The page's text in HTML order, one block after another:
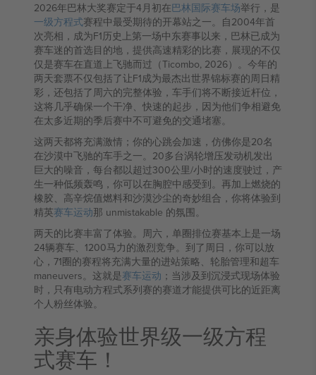
2026年巴林大奖赛定于4月初在巴林国际赛车场举行，是
一级方程式赛程中最受期待的开幕站之一。自2004年首
次亮相，成为F1历史上第一场中东赛事以来，巴林已成为
赛车迷的首选目的地，提供高速精彩的比赛，展现的不仅
仅是赛车在直道上飞驰而过（Ticombo, 2026）。今年的
两天套票不仅包括了让F1成为最杰出世界锦标赛的周日精
彩，还包括了周六的完整体验，车手们将不断接近杆位，
这将几乎确保一个干净、快速的起步，因为他们争相避免
在太多近期的季后赛中不可避免的交通堵塞。
这两天都将充满激情；你的心跳会加速，仿佛你是20名
在沙漠中飞驰的车手之一。20多台涡轮增压发动机发出
巨大的噪音，每台都以超过300公里/小时的速度驶过，产
生一种低频轰鸣，你可以在胸腔中感受到。再加上燃烧的
橡胶、高辛烷值燃料和沙漠沙尘的奇妙组合，你将体验到
精英赛车运动那 unmistakable 的氛围。
两天的比赛丰富了体验。周六，单圈排位赛基本上是一场
24辆赛车、1200马力的激烈竞争。到了周日，你可以放
心，71圈的赛程将充满大量的进站策略、轮胎管理和超车
maneuvers。这就是赛车运动 ；当涉及到沉浸式现场体验
时，只有电动方程式系列赛的赛道才能提供可比的近距离
个人粉丝体验。
亲身体验世界级一级方程
式赛车！